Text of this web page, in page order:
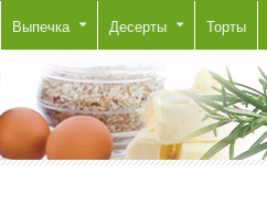
Выпечка Десерты Торты